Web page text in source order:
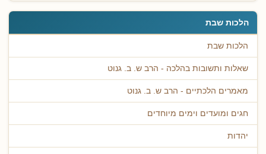
הלכות שבת
הלכות שבת
שאלות ותשובות בהלכה - הרב ש. ב. גנוט
מאמרים הלכתיים - הרב ש. ב. גנוט
חגים ומועדים וימים מיוחדים
יהדות